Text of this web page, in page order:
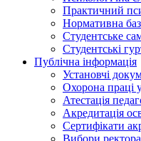
Практичний
Нормативна
Студентське
Студентські
Публічна інформація
Установчі
Охорона праці
Атестація
Акредитація
Сертифікати